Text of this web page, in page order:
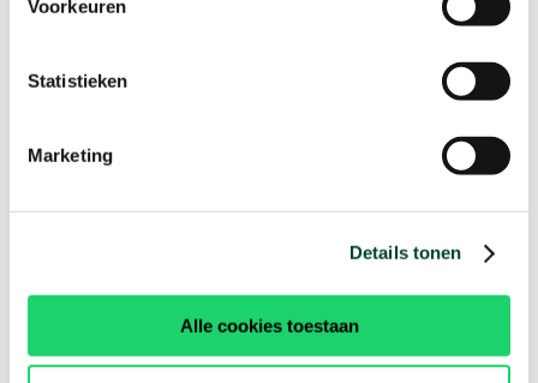
Voorkeuren
Statistieken
Marketing
Details tonen
Alle cookies toestaan